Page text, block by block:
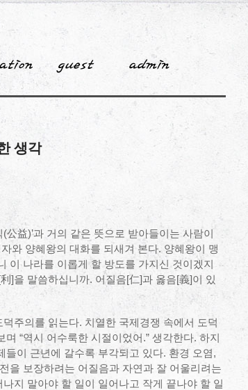
생각
公益)’과 거의 같은 뜻으로 받아들이는 사람이
와 양혜왕의 대화를 되새겨 본다. 양혜왕이 맹
이 나라를 이롭게 할 방도를 가지신 것이겠지
]을 말씀하십니까. 어질음[仁]과 옳음[義]이 있
주의를 읽는다. 치열한 국제경쟁 속에서 도덕
“역시 어수룩한 시절이었어.” 생각한다. 하지
이 근년에 갈수록 부각되고 있다. 환경 오염,
을 보장하려는 어질음과 자연과 잘 어울리려는
지 말아야 할 일이 일어나고 작게 끝나야 할 일